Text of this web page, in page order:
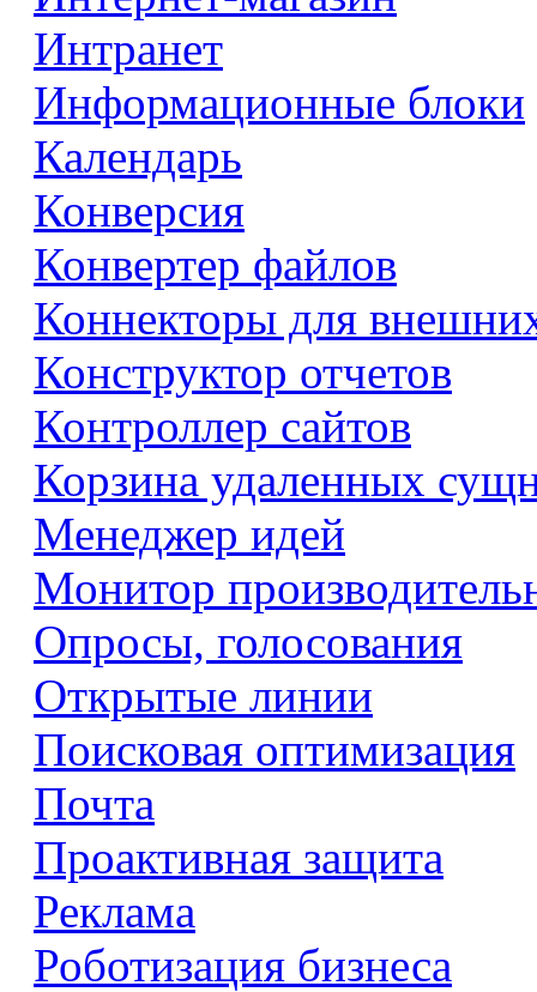
Интранет
Информационные блоки
Календарь
Конверсия
Конвертер файлов
Коннекторы для
Конструктор отчетов
Контроллер сайтов
Корзина удаленных
Менеджер идей
Монитор
Опросы, голосования
Открытые линии
Поисковая оптимизация
Почта
Проактивная защита
Реклама
Роботизация бизнеса